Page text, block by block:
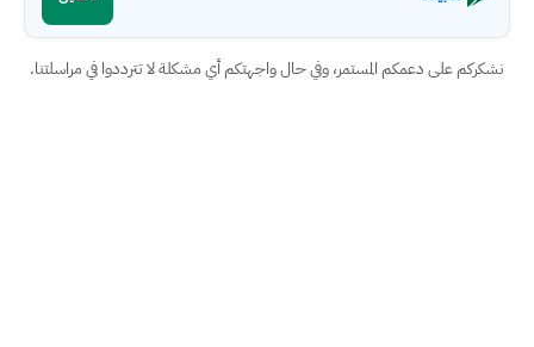
نشكركم على دعمكم المستمر، وفي حال واجهتكم أي مشكلة لا تترددوا في مراسلتنا.